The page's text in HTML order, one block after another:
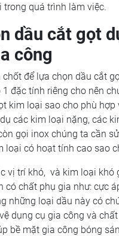
trong quá trình làm việc.
dầu cắt gọt
công
để lựa chọn dầu cắt
đặc tính riêng cho nên
kim loại sao cho phù hợp
các kim loại nặng, các
gọi inox chúng ta cần
loại có hoạt tính cao sao
vị trí khó, và kim loại khó
có chất phụ gia như: cực
những loại dầu này có
dụng cụ gia công và
bề mặt gia công bóng